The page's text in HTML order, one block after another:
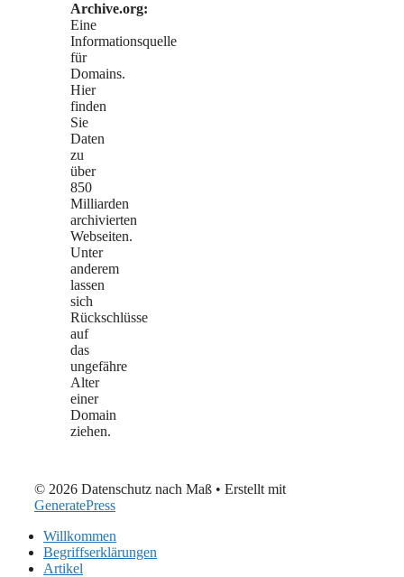
Archive.org:
Eine
Informationsquelle
für
Domains.
Hier
finden
Sie
Daten
zu
über
850
Milliarden
archivierten
Webseiten.
Unter
anderem
lassen
sich
Rückschlüsse
auf
das
ungefähre
Alter
einer
Domain
ziehen.
© 2026 Datenschutz nach Maß • Erstellt mit
GeneratePress
Willkommen
Begriffserklärungen
Artikel